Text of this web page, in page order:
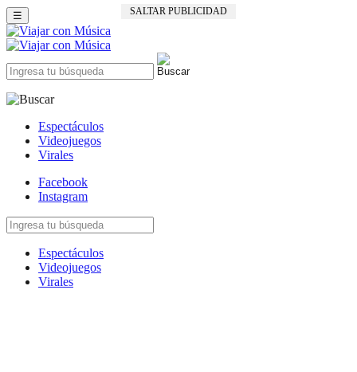
SALTAR PUBLICIDAD
☰
Espectáculos
Videojuegos
Virales
Facebook
Instagram
Espectáculos
Videojuegos
Virales